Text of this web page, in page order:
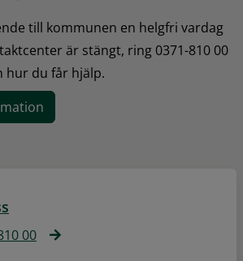
till kommunen en helgfri vardag
är stängt, ring 0371-810 00
du får hjälp.
00